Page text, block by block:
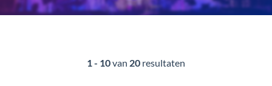
1 - 10van 20 resultaten